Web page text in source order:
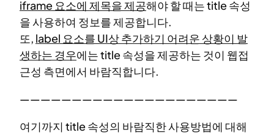
iframe 요소에 제목을 제공해야 할 때는 title 속성
을 사용하여 정보를 제공합니다.
또, label 요소를 UI상 추가하기 어려운 상황이 발
생하는 경우에는 title 속성을 제공하는 것이 웹접
근성 측면에서 바람직합니다.
—————————————————————
여기까지 title 속성의 바람직한 사용방법에 대해